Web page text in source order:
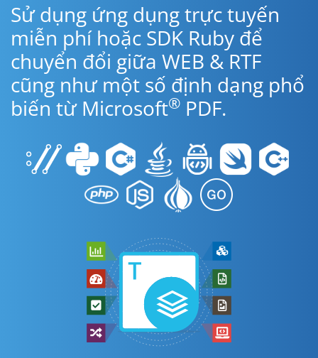
Sử dụng ứng dụng trực tuyến
miễn phí hoặc SDK Ruby để
chuyển đổi giữa WEB & RTF
cũng như một số định dạng phổ
biến từ Microsoft® PDF.